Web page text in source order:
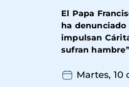
El Papa
ha
impulsan
sufran
Martes, 10